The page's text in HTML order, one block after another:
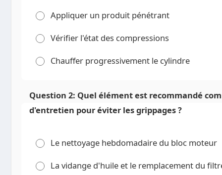
Appliquer un produit pénétrant
Vérifier l'état des compressions
Chauffer progressivement le cylindre
Question 2: Quel élément est recommandé
d'entretien pour éviter les grippages ?
Le nettoyage hebdomadaire du bloc moteur
La vidange d'huile et le remplacement du